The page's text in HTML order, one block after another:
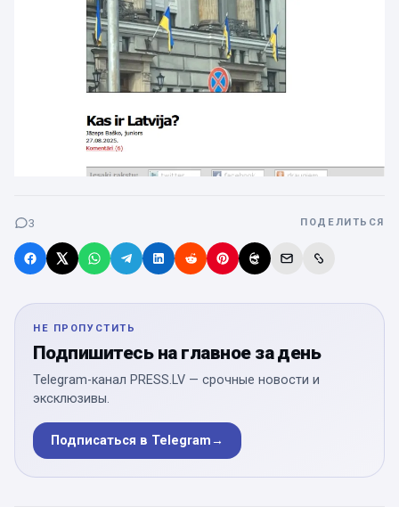
3 ПОДЕЛИТЬСЯ
НЕ ПРОПУСТИТЬ
Подпишитесь на главное за день
Telegram-канал PRESS.LV — срочные новости и
эксклюзивы.
Подписаться в Telegram→